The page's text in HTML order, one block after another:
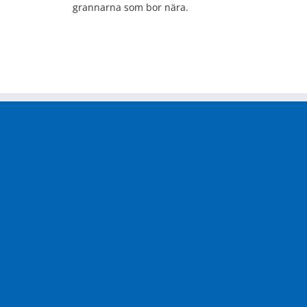
grannarna som bor nära.